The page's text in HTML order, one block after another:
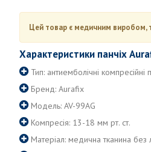
Цей товар є медичним виробом,
Характеристики панчіх
Тип: антиемболічні компресійні
Бренд: Aurafix
Модель: AV-99AG
Компресія: 13-18 мм рт. ст.
Матеріал: медична тканина без